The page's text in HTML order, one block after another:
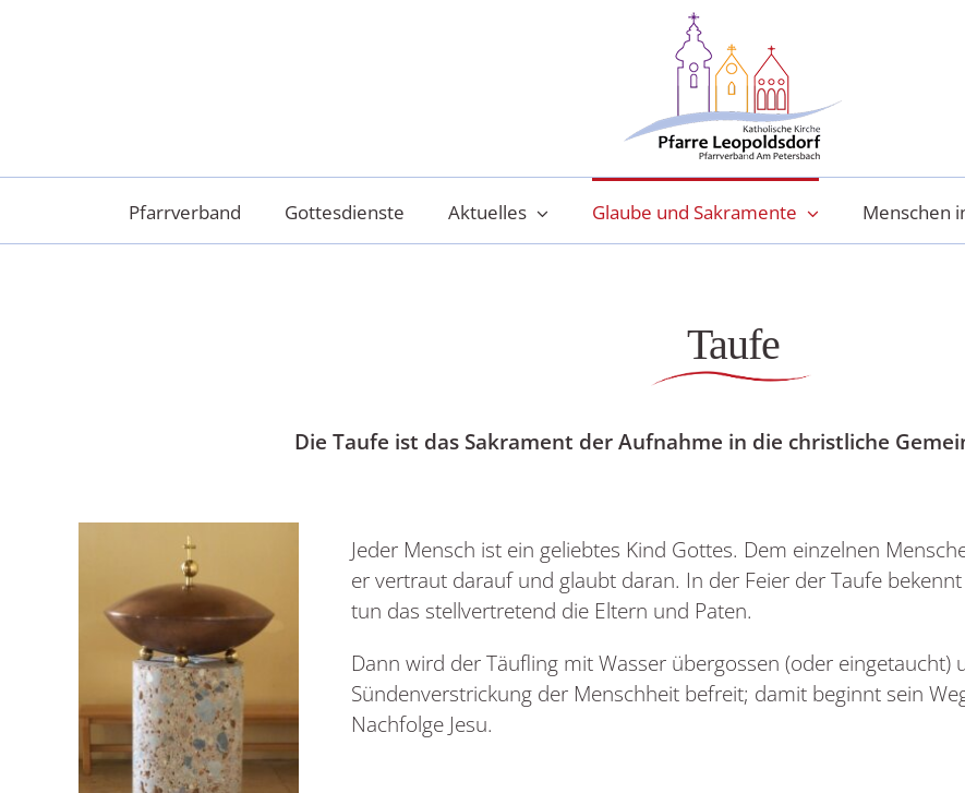
Pfarrverband Gottesdienste Aktuelles Glaube und Sakramente Menschen
Taufe
Die Taufe ist das Sakrament der Aufnahme in die christliche
Jeder Mensch ist ein geliebtes Kind Gottes. Dem einzelnen
er vertraut darauf und glaubt daran. In der Feier der Taufe
tun das stellvertretend die Eltern und Paten.
Dann wird der Täufling mit Wasser übergossen (oder
Sündenverstrickung der Menschheit befreit; damit beginnt sein
Nachfolge Jesu.